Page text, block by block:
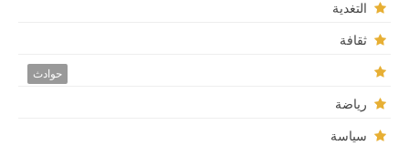
التغدية
ثقافة
حوادث
رياضة
سياسة